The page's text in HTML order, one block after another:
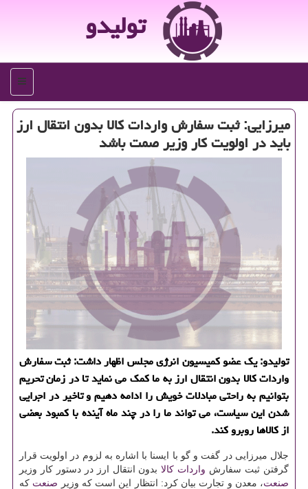
تولیدو
منو
میرزایی: ثبت سفارش واردات كالا بدون انتقال ارز
باید در اولویت كار وزیر صمت باشد
تولیدو: یك عضو كمیسیون انرژی مجلس اظهار داشت: ثبت سفارش
واردات كالا بدون انتقال ارز به ما كمك می نماید تا در زمان تحریم
بتوانیم به راحتی مبادلات خویش را ادامه دهیم و تاخیر در اجرایی
شدن این سیاست، می تواند ما را در چند ماه آینده با كمبود بعضی
از كالاها روبرو كند.
جلال میرزایی در گفت و گو با ایسنا با اشاره به لزوم در اولویت قرار
گرفتن ثبت سفارش واردات كالابدون انتقال ارز در دستور كار وزیر
صنعت، معدن و تجارت بیان كرد: انتظار این است كه وزیر صنعت كه